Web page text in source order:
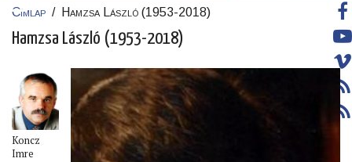
Címlap / Hamzsa László (1953-2018)
Hamzsa László (1953-2018)
Koncz
Imre